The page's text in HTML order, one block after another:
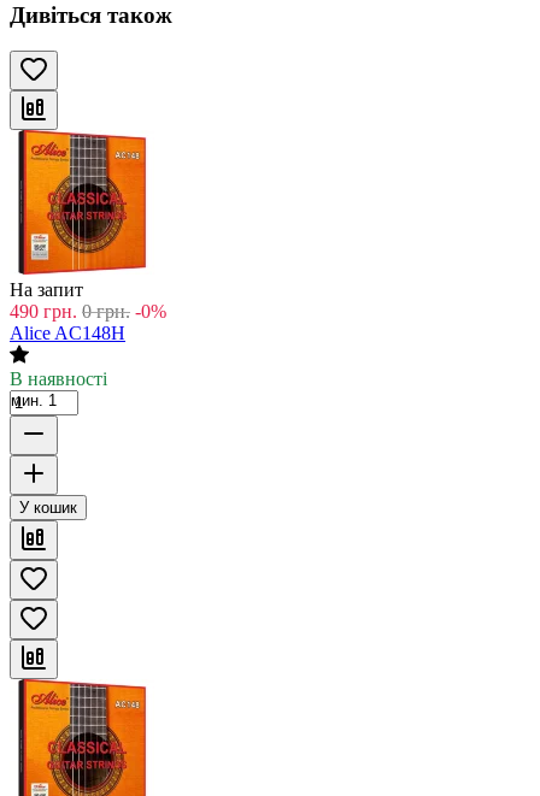
Дивіться також
На запит
490 грн. 0 грн. -0%
Alice AC148H
В наявності
мин. 1
У кошик